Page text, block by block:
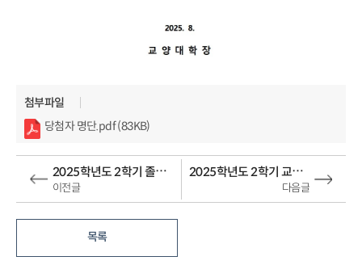
첨부파일
당첨자 명단.pdf (83KB)
이전글
2025학년도 2학기 졸업예정자 졸업논문(졸업영상) 제출 안내
다음글
2025학년도 2학기 교양학사학위과정 리버럴아츠전공 개설 교과목 안내
목록